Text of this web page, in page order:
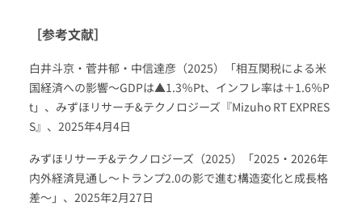
［参考文献］
白井斗京・菅井郁・中信達彦（2025）「相互関税による米
国経済への影響～GDPは▲1.3％Pt、インフレ率は＋1.6％P
t」、みずほリサーチ&テクノロジーズ『Mizuho RT EXPRES
S』、2025年4月4日
みずほリサーチ&テクノロジーズ（2025）「2025・2026年
内外経済見通し～トランプ2.0の影で進む構造変化と成長格
差～」、2025年2月27日